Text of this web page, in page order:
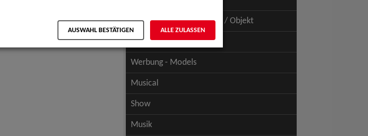
Schauspiel - Figur / Puppe / Objekt
Werbung - Talents
Werbung - Models
Musical
Show
Musik
AUSWAHL BESTÄTIGEN ALLE ZULASSEN